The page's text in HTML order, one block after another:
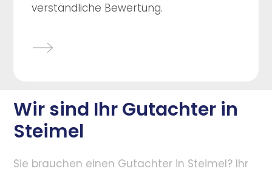
verständliche Bewertung.
Wir sind Ihr Gutachter in
Steimel
Sie brauchen einen Gutachter in Steimel? Ihr